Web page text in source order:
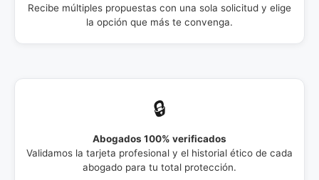
Recibe múltiples propuestas con una sola solicitud y elige
la opción que más te convenga.
🔒
Abogados 100% verificados
Validamos la tarjeta profesional y el historial ético de cada
abogado para tu total protección.